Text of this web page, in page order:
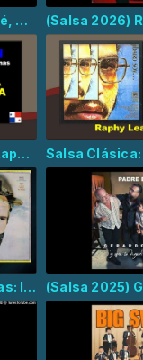
(Salsa 2026) Diego Galé, Gilberto Santa Rosa, Ismael Miranda - Cuando Suena La Paila
Salsa Clásica: Mix de Raphy Leavitt N° 2
Joyas Musicales Latinas: Ismael Rivera - Esto fue lo que trajo el barco